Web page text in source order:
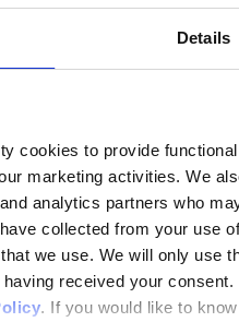
Details
cookies to provide
marketing activities. We
analytics partners who
collected from your use
we use. We will only use
received your
. If you would like to